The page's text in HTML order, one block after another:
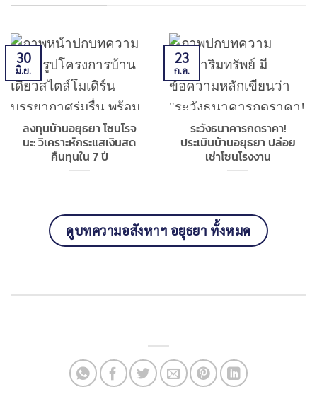
ลงทุนบ้านอยุธยา โซนโรจ
นะ: วิเคราะห์กระแสเงินสด
คืนทุนใน 7 ปี
30
มิ.ย.
ระวังธนาคารกดราคา!
ประเมินบ้านอยุธยา ปล่อย
เช่าโซนโรงงาน
23
ก.ค.
ดูบทความอสังหาฯ อยุธยา ทั้งหมด